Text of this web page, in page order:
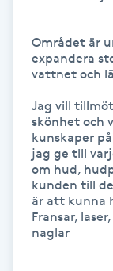
Hälsprickor
Idrottsmassage
IPL
Området är
expandera
vattnet och
Jag vill
skönhet och
kunskaper
jag ge till
om hud,
kunden till
är att kunna
Fransar,
naglar